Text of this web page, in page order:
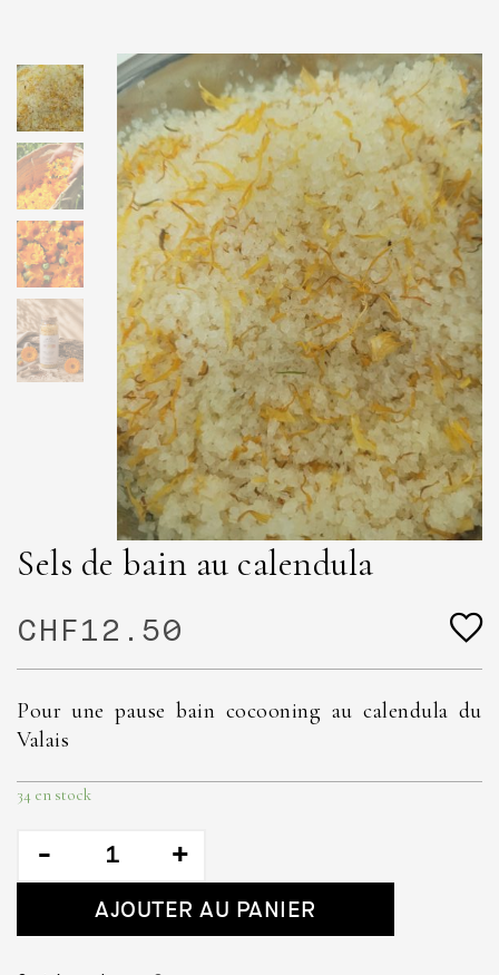
Sels de bain au calendula
CHF12.50
Pour une pause bain cocooning au calendula du
Valais
34 en stock
quantité
SelsAJOUTER AU PANIER